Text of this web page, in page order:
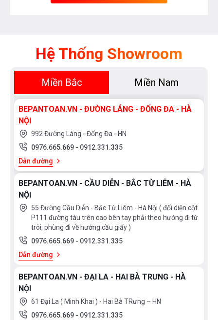
Bếp từ Feuer F58S được ứng dụng công nghệ
Inverter giúp tiết kiệm tối đa điện năng mà bếp
vẫn đạt hiệu suất xử lý cao nhất trong quá trình sử
dụng.
Bếp từ FeuerF58S không sử dụng lửa để làm chín
thức ăn và dùng năng lượng cảm ứng từ, vì thế hiệu
suất nấu đạt tới 90%, trong khi bếp gas chỉ đạt
khoảng 50%. Bởi vậy, sử dụng bếp từ này không
những giúp bạn tiết kiệm thời gian nấu một nửa mà
còn tiết kiệm điện năng, tiết kiệm chi phí hàng tháng
đun nấu cực nhanh với nguyên lý hoạt động của sóng
từ tác động vuông góc với đáy nồi giúp tiết kiệm thời
gian đun nấu đến tối đa.
Hệ Thống Showroom
Miền Bắc Miền Nam
BEPANTOAN.VN - ĐƯỜNG LÁNG - ĐỐNG ĐA - HÀ
NỘI
992 Đường Láng - Đống Đa - HN
0976.665.669 - 0912.331.335
Dẫn đường
BEPANTOAN.VN - CẦU DIỄN - BẮC TỪ LIÊM - HÀ
NỘI
55 Đường Cầu Diễn - Bắc Từ Liêm - Hà Nội ( đối diện cột
P111 đường tàu trên cao bên tay phải theo hướng đi từ
trôi, phùng đi về hướng cầu giấy )
0976.665.669 - 0912.331.335
Dẫn đường
BEPANTOAN.VN - ĐẠI LA - HAI BÀ TRƯNG - HÀ
NỘI
61 Đại La ( Minh Khai ) - Hai Bà TRưng – HN
0976.665.669 - 0912.331.335